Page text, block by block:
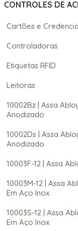
CONTROLES DE
Cartões e
Controladoras
Etiquetas RFID
Leitoras
10002Bz | Assa
Anodizado
10002Ds | Assa
Anodizado
10003F-12 | Assa
10003M-12 | Assa
Em Aço Inox
10003S-12 | Assa
Em Aço Inox